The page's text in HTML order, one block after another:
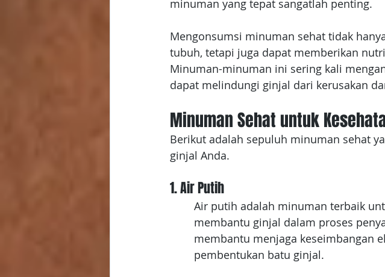
minuman yang tepat sangatlah penting.
Mengonsumsi minuman sehat tidak
tubuh, tetapi juga dapat memberikan
Minuman-minuman ini sering kali
dapat melindungi ginjal dari kerusakan
Minuman Sehat untuk
Berikut adalah sepuluh minuman sehat
ginjal Anda.
1. Air Putih
Air putih adalah minuman terbaik
membantu ginjal dalam proses
membantu menjaga keseimbangan
pembentukan batu ginjal.